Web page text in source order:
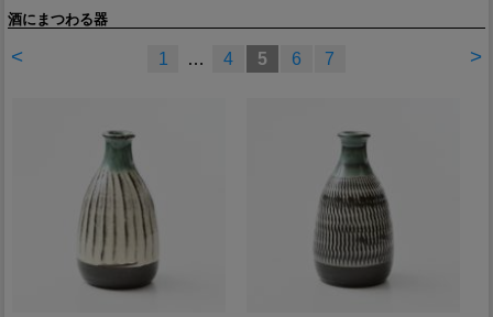
酒にまつわる器
< >
1 … 4 5 6 7